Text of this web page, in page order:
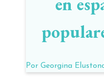
Por Georgina